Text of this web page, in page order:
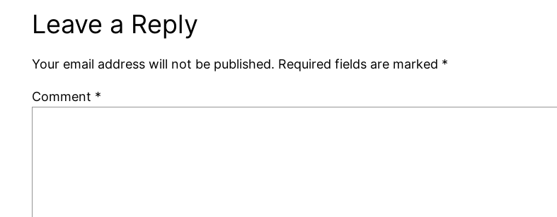
Leave a Reply
Your email address will not be published. Required fields are marked *
Comment *